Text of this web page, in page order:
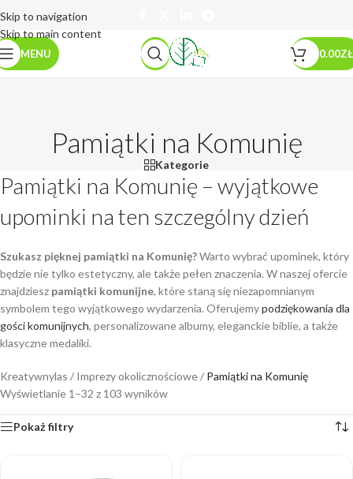
Skip to navigation
Skip to main content
MENU 0.00ZŁ
Pamiątki na Komunię
Kategorie
Pamiątki na Komunię – wyjątkowe
upominki na ten szczególny dzień
Szukasz pięknej pamiątki na Komunię?Warto wybrać upominek, który
będzie nie tylko estetyczny, ale także pełen znaczenia. W naszej ofercie
znajdziesz pamiątki komunijne, które staną się niezapomnianym
symbolem tego wyjątkowego wydarzenia. Oferujemypodziękowania dla
gości komunijnych, personalizowane albumy, eleganckie biblie, a także
klasyczne medaliki.
Kreatywnylas / Imprezy okolicznościowe/ Pamiątki na Komunię
Wyświetlanie 1–32 z 103 wyników
Pokaż filtry